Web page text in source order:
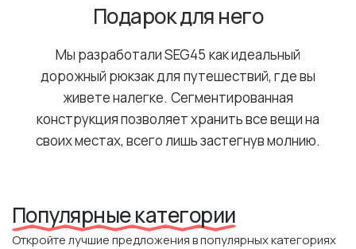
Подарок для него
Мы разработали SEG45 как идеальный
дорожный рюкзак для путешествий, где вы
живете налегке. Сегментированная
конструкция позволяет хранить все вещи на
своих местах, всего лишь застегнув молнию.
Популярные категории
Откройте лучшие предложения в популярных категориях